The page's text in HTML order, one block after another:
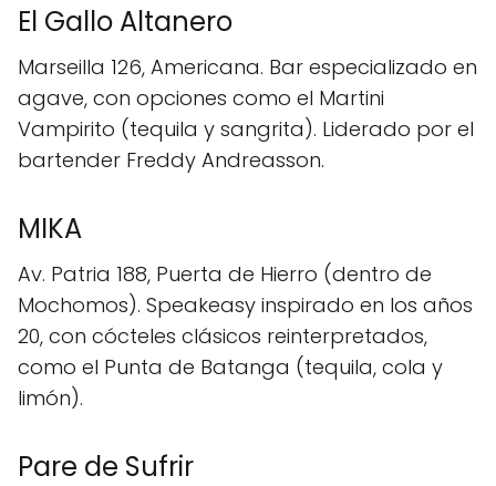
El Gallo Altanero
Marseilla 126, Americana. Bar especializado en
agave, con opciones como el Martini
Vampirito (tequila y sangrita). Liderado por el
bartender Freddy Andreasson.
MIKA
Av. Patria 188, Puerta de Hierro (dentro de
Mochomos). Speakeasy inspirado en los años
20, con cócteles clásicos reinterpretados,
como el Punta de Batanga (tequila, cola y
limón).
Pare de Sufrir